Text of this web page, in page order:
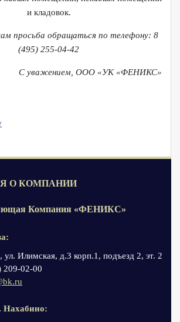
и кладовок.
просьба обращаться по телефону: 8
(495) 255-04-42
С уважением, ООО «УК «ФЕНИКС»
О КОМПАНИИ
Компания «ФЕНИКС»
ул. Илимская, д.3 корп.1, подъезд 2, эт. 2
209-02-00